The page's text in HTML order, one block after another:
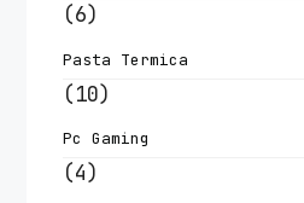
(6)
Pasta Termica
(10)
Pc Gaming
(4)